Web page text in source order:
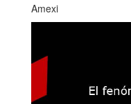
Amexi